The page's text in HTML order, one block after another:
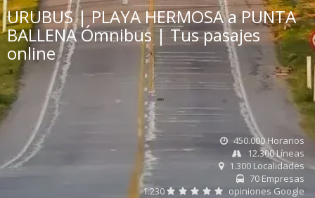
URUBUS | PLAYA HERMOSA a PUNTA
BALLENA Ómnibus | Tus pasajes
online
450.000 Horarios
12.300 Líneas
1.300 Localidades
70 Empresas
1.230
opiniones Google